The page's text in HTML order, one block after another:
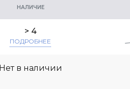
НАЛИЧИЕ
> 4
ПОДРОБНЕЕ
Нет в наличии